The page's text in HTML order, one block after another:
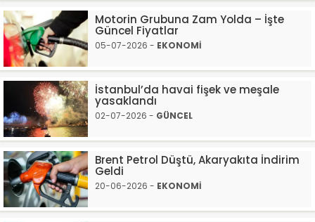
Motorin Grubuna Zam Yolda – İşte
Güncel Fiyatlar
05-07-2026 - EKONOMİ
İstanbul’da havai fişek ve meşale
yasaklandı
02-07-2026 - GÜNCEL
Brent Petrol Düştü, Akaryakıta İndirim
Geldi
20-06-2026 - EKONOMİ